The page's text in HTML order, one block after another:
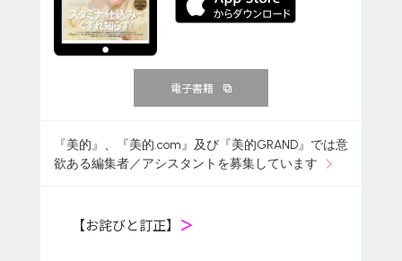
電子書籍
『美的』、『美的.com』及び『美的GRAND』では意
欲ある編集者／アシスタントを募集しています
【お詫びと訂正】 ＞